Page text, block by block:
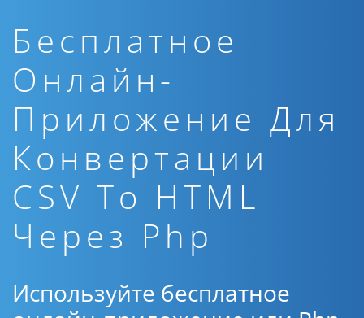
Бесплатное
Онлайн-
Приложение Для
Конвертации
CSV To HTML
Через Php
Используйте бесплатное